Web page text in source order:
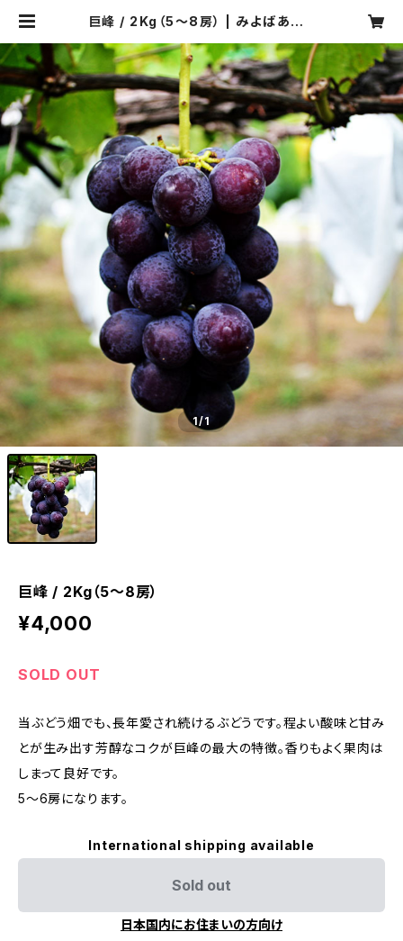
巨峰 / 2Kg（5～8房） | みよばあちゃ
1/1
巨峰 / 2Kg（5～8房）
¥4,000
SOLD OUT
当ぶどう畑でも、長年愛され続けるぶどうです。程よい酸味と甘み
とが生み出す芳醇なコクが巨峰の最大の特徴。香りもよく果肉は
しまって良好です。
5～6房になります。
International shipping available
Sold out
日本国内にお住まいの方向け